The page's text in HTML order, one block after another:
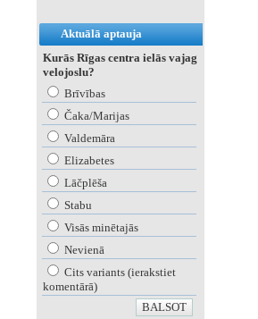
Aktuālā aptauja
Kurās Rīgas centra ielās vajag
velojoslu?
Brīvības
Čaka/Marijas
Valdemāra
Elizabetes
Lāčplēša
Stabu
Visās minētajās
Nevienā
Cits variants (ierakstiet
komentārā)